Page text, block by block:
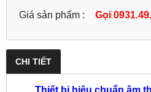
Giá sản phẩm : Gọi
CHI TIẾT
Thiết bị hiệu chuẩn âm